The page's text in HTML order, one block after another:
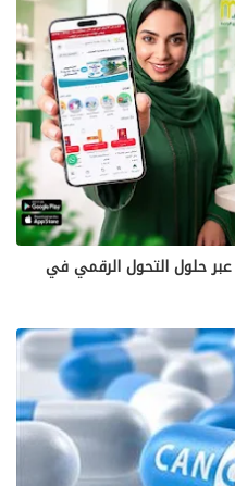
عبر حلول التحول الرقمي في